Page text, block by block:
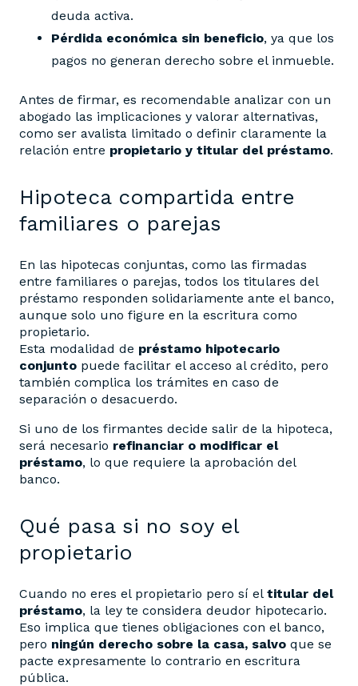
deuda activa.
Pérdida económica sin beneficio, ya que los
pagos no generan derecho sobre el inmueble.
Antes de firmar, es recomendable analizar con un
abogado las implicaciones y valorar alternativas,
como ser avalista limitado o definir claramente la
relación entre propietario y titular del préstamo.
Hipoteca compartida entre
familiares o parejas
En las hipotecas conjuntas, como las firmadas
entre familiares o parejas, todos los titulares del
préstamo responden solidariamente ante el banco,
aunque solo uno figure en la escritura como
propietario.
Esta modalidad de préstamo hipotecario
conjunto puede facilitar el acceso al crédito, pero
también complica los trámites en caso de
separación o desacuerdo.
Si uno de los firmantes decide salir de la hipoteca,
será necesario refinanciar o modificar el
préstamo, lo que requiere la aprobación del
banco.
Qué pasa si no soy el
propietario
Cuando no eres el propietario pero sí el titular del
préstamo, la ley te considera deudor hipotecario.
Eso implica que tienes obligaciones con el banco,
pero ningún derecho sobre la casa, salvo que se
pacte expresamente lo contrario en escritura
pública.